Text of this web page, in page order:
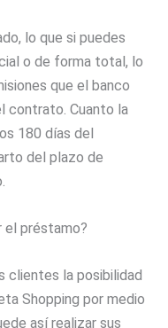
lo que si puedes
o de forma total, lo
que el banco
contrato. Cuanto la
180 días del
del plazo de
el préstamo?
clientes la posibilidad
Shopping por medio
así realizar sus